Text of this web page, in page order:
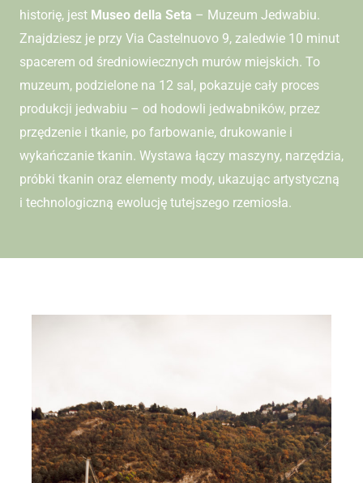
historię, jest Museo della Seta – Muzeum Jedwabiu.
Znajdziesz je przy Via Castelnuovo 9, zaledwie 10 minut
spacerem od średniowiecznych murów miejskich. To
muzeum, podzielone na 12 sal, pokazuje cały proces
produkcji jedwabiu – od hodowli jedwabników, przez
przędzenie i tkanie, po farbowanie, drukowanie i
wykańczanie tkanin. Wystawa łączy maszyny, narzędzia,
próbki tkanin oraz elementy mody, ukazując artystyczną
i technologiczną ewolucję tutejszego rzemiosła.